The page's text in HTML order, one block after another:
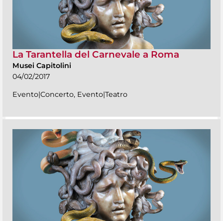
La Tarantella del Carnevale a Roma
Musei Capitolini
04/02/2017
Evento|Concerto, Evento|Teatro